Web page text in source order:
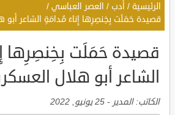
الرئيسية / أدب / العصر العباسي /
قصيدة حَمَلَت بِخِنصِرِها إِناءَ مُدامَةٍ الشاعر
قصيدة حَمَلَت بِخِنصِرِها
الشاعر أبو هلال
الكاتب:المدير - 25 يونيو, 2022